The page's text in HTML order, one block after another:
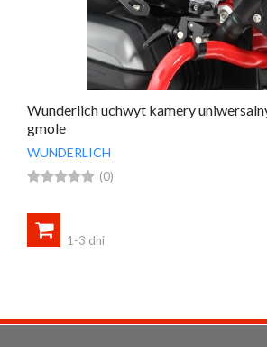
Wunderlich uchwyt kamery
gmole
WUNDERLICH
 (0)

1-3 dni